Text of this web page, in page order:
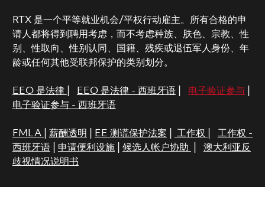
RTX 是一个平等就业机会/平权行动雇主。所有合格的申
请人都将得到聘用考虑，而不考虑种族、肤色、宗教、性
别、性取向、性别认同、国籍、残疾或退伍军人身份、年
龄或任何其他受联邦保护的类别划分。
EEO 是法律 EEO 是法律 - 西班牙语| 电子验证参与|
电子验证参与 - 西班牙语
FMLA 薪酬透明 EE 测谎保护法案 工作权
工作权 -
西班牙语| 申请便利设施| 候选人帐户协助
澳大利亚反
歧视情况说明书